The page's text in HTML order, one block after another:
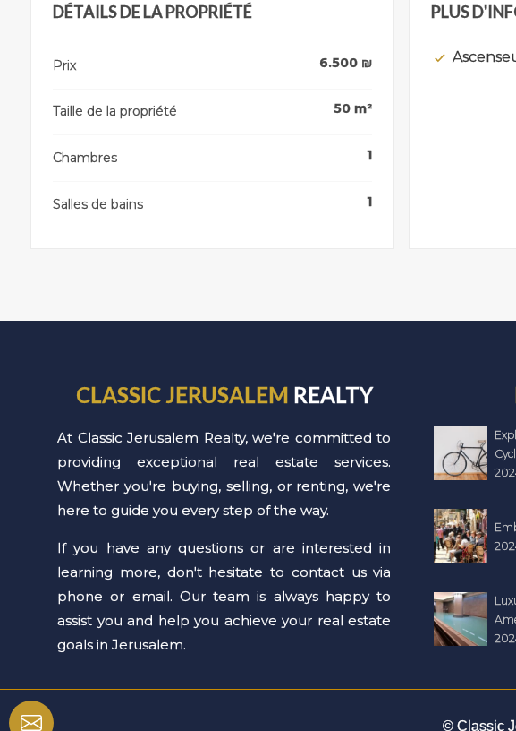
DÉTAILS DE LA PROPRIÉTÉ
Prix 6.500₪
Taille de la propriété 50 m²
Chambres 1
Salles de bains 1
PLUS
CLASSIC JERUSALEM REALTY
At Classic Jerusalem Realty, we're committed to
providing exceptional real estate services.
Whether you're buying, selling, or renting, we're
here to guide you every step of the way.
If you have any questions or are interested in
learning more, don't hesitate to contact us via
phone or email. Our team is always happy to
assist you and help you achieve your real estate
goals in Jerusalem.
© Classic